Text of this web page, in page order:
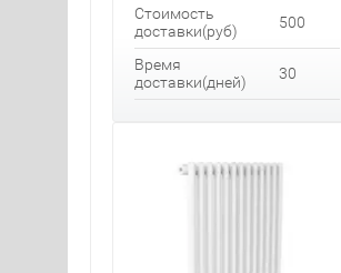
Стоимость
доставки(руб)
500
Время
доставки(дней)
30